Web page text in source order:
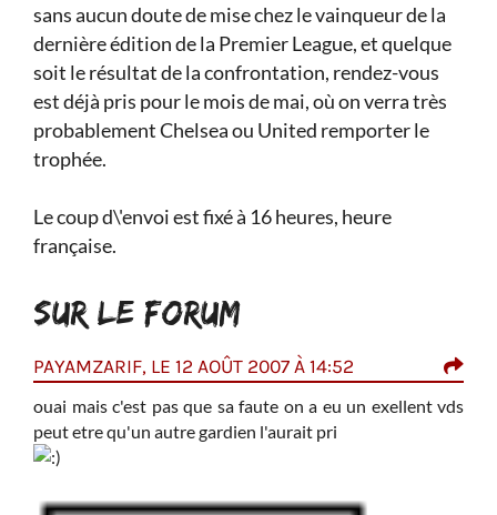
sans aucun doute de mise chez le vainqueur de la
dernière édition de la Premier League, et quelque
soit le résultat de la confrontation, rendez-vous
est déjà pris pour le mois de mai, où on verra très
probablement Chelsea ou United remporter le
trophée.
Le coup d\'envoi est fixé à 16 heures, heure
française.
SUR LE FORUM
PAYAMZARIF, LE 12 AOÛT 2007 À 14:52
ouai mais c'est pas que sa faute on a eu un exellent vds
peut etre qu'un autre gardien l'aurait pri